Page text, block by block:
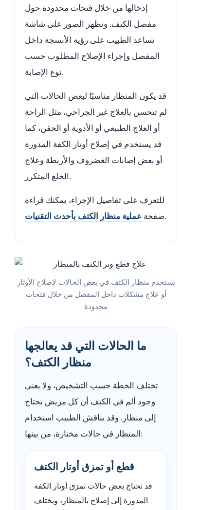
إدخالها من خلال فتحات محدودة حول
مفصل الكتف. وتظهر الصور على شاشة
تساعد الطبيب على رؤية الأنسجة داخل
المفصل وإجراء الإصلاح المطلوب حسب
نوع الإصابة.
قد يكون المنظار مناسبًا لبعض الحالات التي
لم تتحسن بالعلاج غير الجراحي، مثل الراحة
أو العلاج الطبيعي أو الأدوية أو الحقن، كما
قد يستخدم في إصلاح أوتار الكفة المدورة
أو بعض إصابات الغضروف والأربطة وعلاج
الخلع المتكرر.
للتعرف على تفاصيل الإجراء، يمكنك قراءة
صفحة عملية منظار الكتف بأحدث التقنيات .
يستخدم منظار الكتف في بعض الحالات لإصلاح الأوتار
أو علاج مشكلات داخل المفصل من خلال فتحات
محدودة
ما الحالات التي قد يعالجها
منظار الكتف؟
تختلف الخطة حسب التشخيص، ولا يعني
وجود ألم في الكتف أن كل مريض يحتاج
إلى منظار. وقد يناقش الطبيب استخدام
المنظار في حالات مختارة، من بينها:
قطع أو تمزق أوتار الكتف
قد تحتاج بعض حالات تمزق أوتار الكفة
المدورة إلى إصلاح بالمنظار، ويختلف